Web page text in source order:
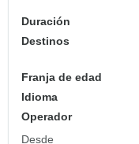
Duración
Destinos
Franja de edad
Idioma
Operador
Desde